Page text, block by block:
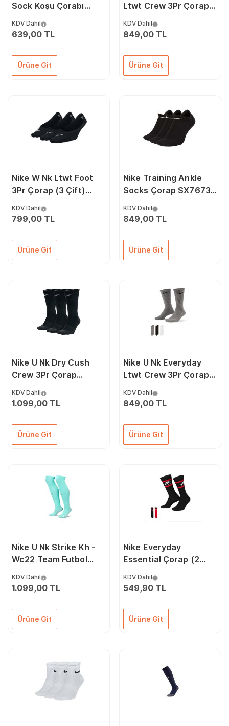
Sock Koşu Çorabı
KDV Dahil
639,00 TL
Ürüne Git
Ltwt Crew 3Pr Çorap
Beyaz
KDV Dahil
849,00 TL
Ürüne Git
Nike W Nk Ltwt Foot
3Pr Çorap (3 Çift)
KDV Dahil
799,00 TL
Ürüne Git
Nike Training Ankle
Socks Çorap SX7673-
KDV Dahil
849,00 TL
Ürüne Git
Nike U Nk Dry Cush
Crew 3Pr Çorap
KDV Dahil
1.099,00 TL
Ürüne Git
Nike U Nk Everyday
Ltwt Crew 3Pr Çorap
KDV Dahil
849,00 TL
Ürüne Git
Nike U Nk Strike Kh -
Wc22 Team Futbol
Mavi
KDV Dahil
1.099,00 TL
Ürüne Git
Nike Everyday
Essential Çorap (2
Siyah
KDV Dahil
549,90 TL
Ürüne Git